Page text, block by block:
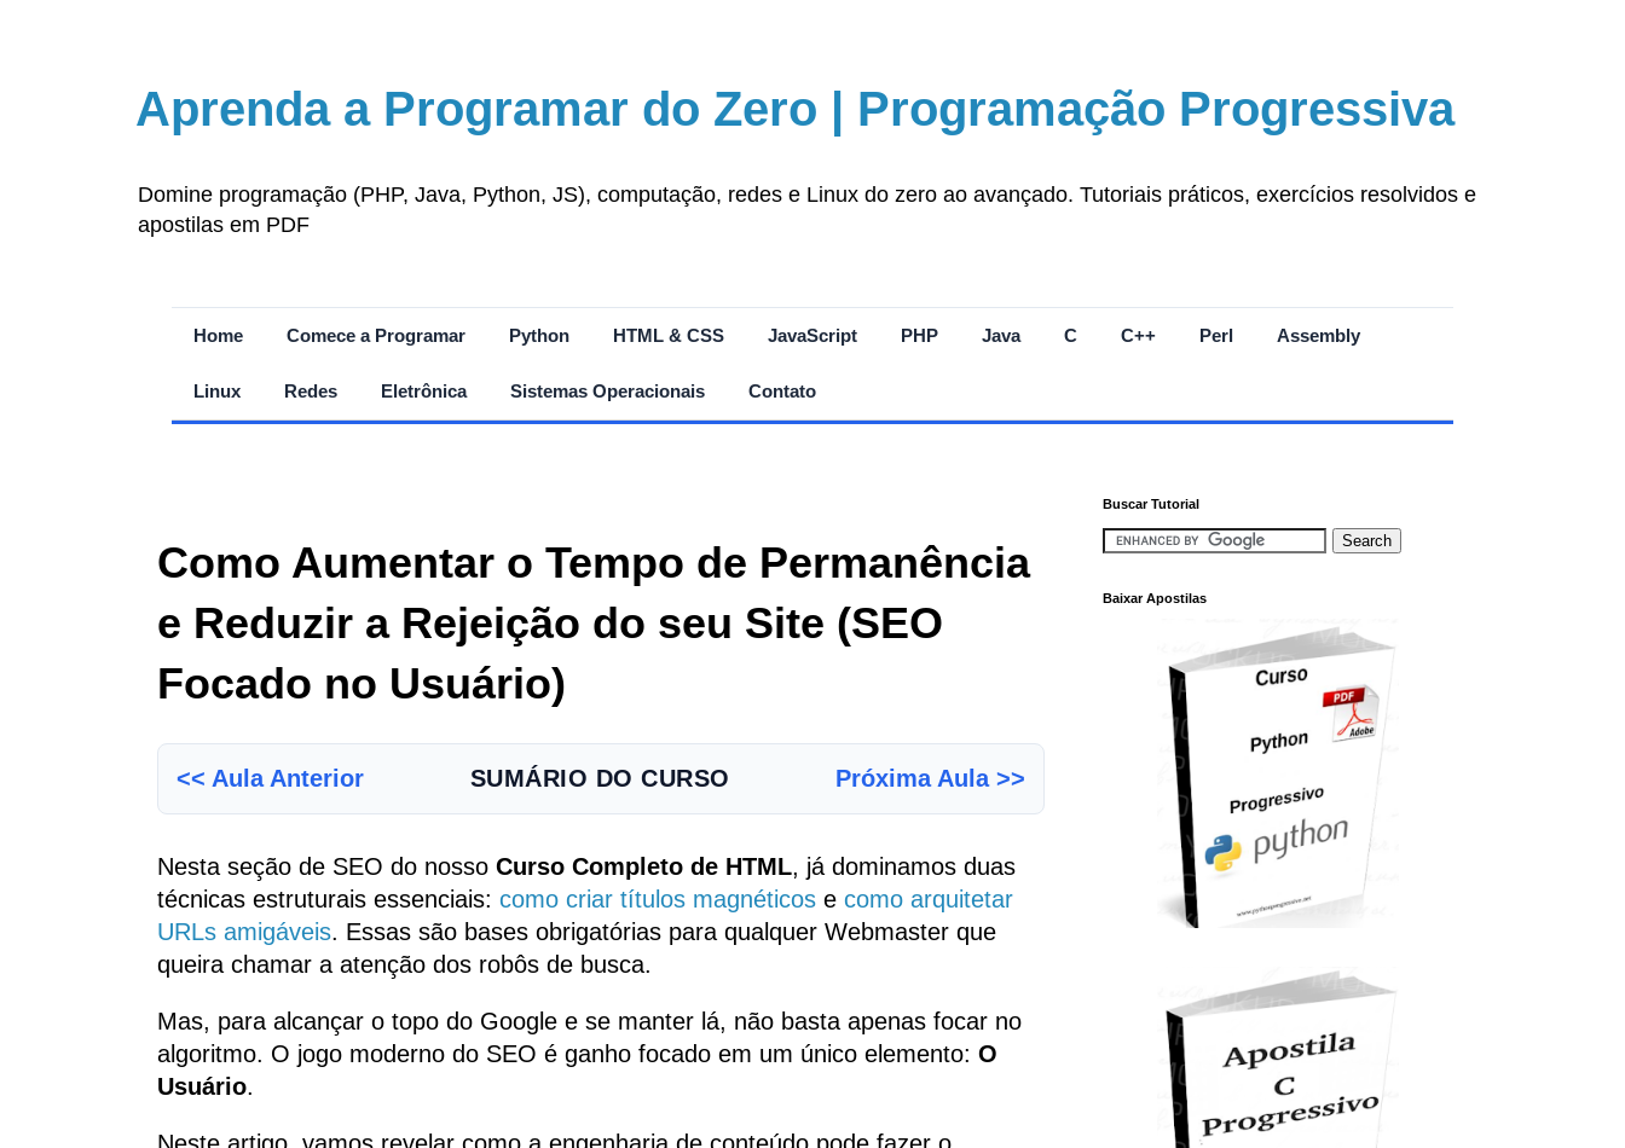
Aprenda a Programar do Zero | Programação Progressiva
Domine programação (PHP, Java, Python, JS), computação, redes e Linux do zero ao avançado. Tutoriais práticos, exercícios resolvidos e
apostilas em PDF
Home Comece a Programar Python HTML & CSS JavaScript PHP Java C C++ Perl Assembly
Linux Redes Eletrônica Sistemas Operacionais Contato
Como Aumentar o Tempo de Permanência
e Reduzir a Rejeição do seu Site (SEO
Focado no Usuário)
<< Aula Anterior SUMÁRIO DO CURSO Próxima Aula >>
Nesta seção de SEO do nosso Curso Completo de HTML, já dominamos duas
técnicas estruturais essenciais: como criar títulos magnéticos e como arquitetar
URLs amigáveis. Essas são bases obrigatórias para qualquer Webmaster que
queira chamar a atenção dos robôs de busca.
Mas, para alcançar o topo do Google e se manter lá, não basta apenas focar no
algoritmo. O jogo moderno do SEO é ganho focado em um único elemento: O
Usuário.
Buscar Tutorial
Baixar Apostilas